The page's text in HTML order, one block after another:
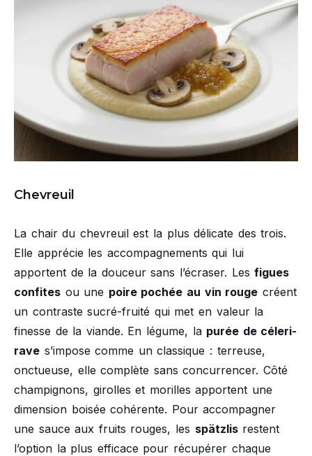
Chevreuil
La chair du chevreuil est la plus délicate des trois.
Elle apprécie les accompagnements qui lui
apportent de la douceur sans l’écraser. Lesfigues
confites ou une poire pochée au vin rouge créent
un contraste sucré-fruité qui met en valeur la
finesse de la viande. En légume, la purée de céleri-
rave s’impose comme un classique : terreuse,
onctueuse, elle complète sans concurrencer. Côté
champignons, girolles et morilles apportent une
dimension boisée cohérente. Pour accompagner
une sauce aux fruits rouges, les spätzlisrestent
l’option la plus efficace pour récupérer chaque